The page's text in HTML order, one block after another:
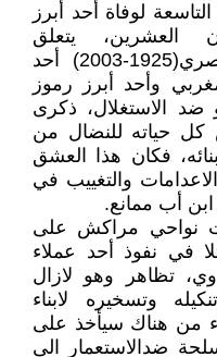
الذكرى التاسعة لوفاة أحد أبرز
العشرين، يتعلق
الامربالمناضل محمد الفقيه البصري(1925-2003) أحد
وأحد أبرز رموز
ضد الاستغلال، ذكرى
حياته للنضال من
فكان هذا العشق
والتغييب في
دمنات نواحي مراكش على
في نفوذ أحد عملاء
تظاهر وهو لازال
وتسخيره لابناء
من هناك سيأخذ على
ضدالاستعمار الى